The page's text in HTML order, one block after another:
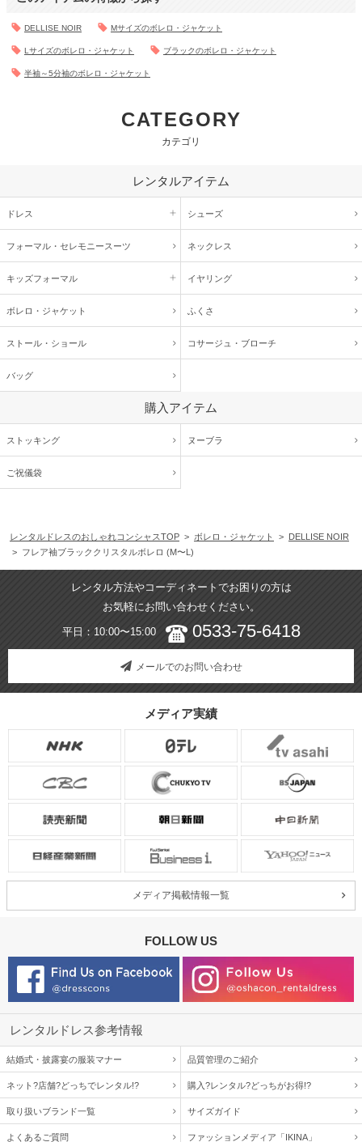
DELLISE NOIR Mサイズのボレロ・ジャケット
Lサイズのボレロ・ジャケット ブラックのボレロ・ジャケット
半袖～5分袖のボレロ・ジャケット
CATEGORY
カテゴリ
レンタルアイテム
ドレス シューズ
フォーマル・ セレモニースーツ ネックレス
キッズフォーマル イヤリング
ボレロ・ジャケット ふくさ
ストール・ショール コサージュ・ ブローチ
バッグ
購入アイテム
ストッキング ヌーブラ
ご祝儀袋
レンタルドレスのおしゃれコンシャスTOP > ボレロ・ジャケット > DELLISE NOIR
> フレア袖ブラッククリスタルボレロ (M〜L)
レンタル方法やコーディネートでお困りの方は
お気軽にお問い合わせください。
平日：10:00〜15:00 0533-75-6418
メールでのお問い合わせ
メディア実績
メディア掲載情報一覧
FOLLOW US
レンタルドレス参考情報
結婚式・披露宴の服装マナー 品質管理のご紹介
ネット?店舗?どっちでレンタル!? 購入?レンタル?どっちがお得!?
取り扱いブランド一覧 サイズガイド
よくあるご質問 ファッションメディア「IKINA」